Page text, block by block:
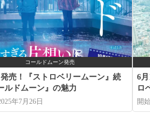
コールドムーン発売
発売！『ストロベリームーン』続
ルドムーン』の魅力
年7月26日
6
ロ
開